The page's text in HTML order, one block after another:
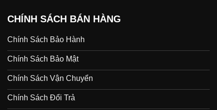
CHÍNH SÁCH BÁN HÀNG
Chính Sách Bảo Hành
Chính Sách Bảo Mật
Chính Sách Vận Chuyển
Chính Sách Đổi Trả